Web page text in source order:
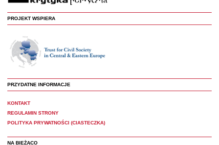
PROJEKT WSPIERA
PRZYDATNE INFORMACJE
KONTAKT
REGULAMIN STRONY
POLITYKA PRYWATNOŚCI (CIASTECZKA)
NA BIEŻĄCO